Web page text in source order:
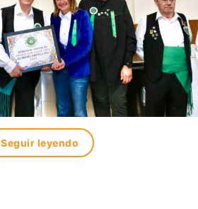
Seguir leyendo